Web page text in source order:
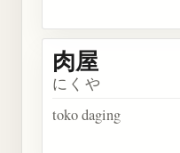
肉屋
にくや
toko daging